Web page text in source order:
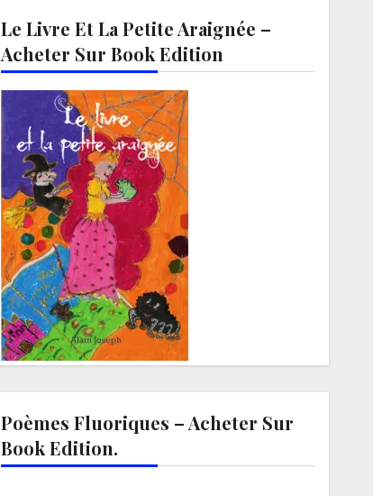
Le Livre Et La Petite Araignée –
Acheter Sur Book Edition
Poèmes Fluoriques – Acheter Sur
Book Edition.